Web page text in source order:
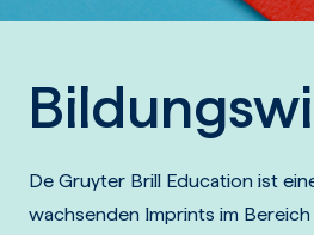
De Gruyter Brill Education ist
wachsenden Imprints im